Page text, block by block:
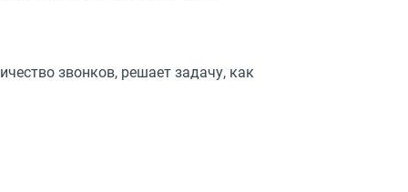
звонков, решает задачу, как